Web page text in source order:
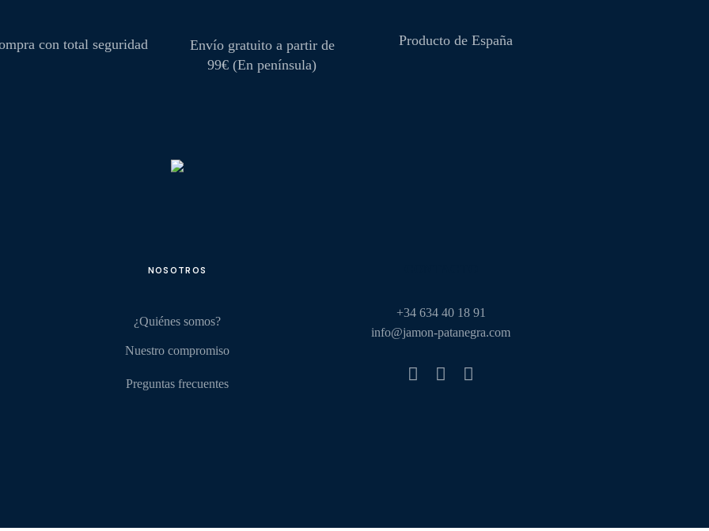
con total seguridad
Envío gratuito a partir de
99€ (En península)
Producto de España
NOSOTROS
¿Quiénes somos?
Nuestro compromiso
Preguntas frecuentes
‎+34 634 40 18 91
info@jamon-patanegra.com